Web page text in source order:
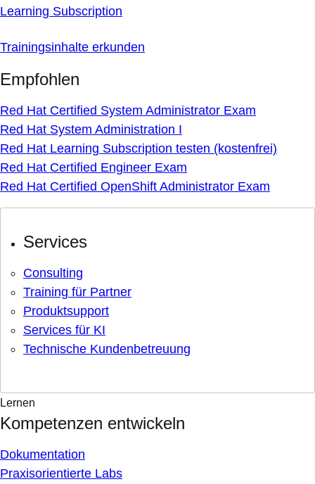
Learning Subscription
Trainingsinhalte erkunden
Empfohlen
Red Hat Certified System Administrator Exam
Red Hat System Administration I
Red Hat Learning Subscription testen (kostenfrei)
Red Hat Certified Engineer Exam
Red Hat Certified OpenShift Administrator Exam
Services
Consulting
Training für Partner
Produktsupport
Services für KI
Technische Kundenbetreuung
Lernen
Kompetenzen entwickeln
Dokumentation
Praxisorientierte Labs